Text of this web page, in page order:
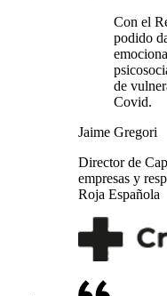
Con el
podido
de
Covid.
Jaime Gregori
Director de
empresas y
Roja Española